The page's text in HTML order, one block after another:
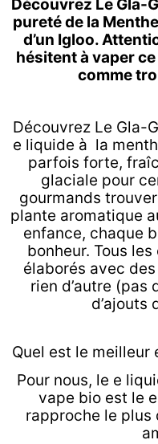
21.90€
Découvrez Le Gla-
pureté de la
d’un Igloo.
hésitent à vaper
comme
Découvrez Le Gla-
e liquide à la
parfois forte,
glaciale pour
gourmands
plante aromatique
enfance, chaque
bonheur. Tous
élaborés avec
rien d’autre (pas
d’ajouts
Quel est le meilleur
Pour nous, le e
vape bio est le
rapproche le plus